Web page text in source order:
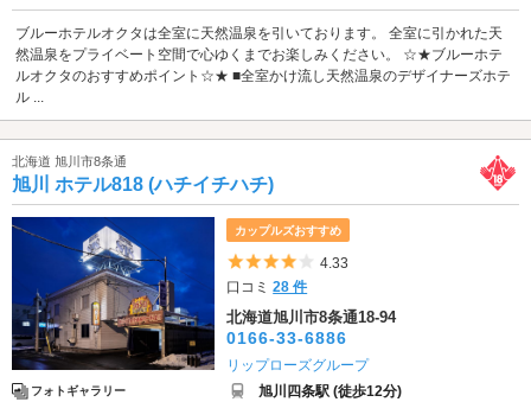
ブルーホテルオクタは全室に天然温泉を引いております。 全室に引かれた天
然温泉をプライベート空間で心ゆくまでお楽しみください。 ☆★ブルーホテ
ルオクタのおすすめポイント☆★ ■全室かけ流し天然温泉のデザイナーズホテ
ル ...
北海道 旭川市8条通
旭川 ホテル818 (ハチイチハチ)
フォトギャラリー
カップルズおすすめ
5つ星のうち4
4.33
口コミ28 件
北海道旭川市8条通18-94
0166-33-6886
リップローズグループ
旭川四条駅 (徒歩12分)